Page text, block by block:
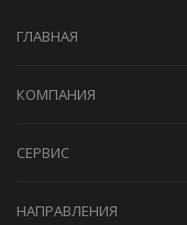
ГЛАВНАЯ
КОМПАНИЯ
СЕРВИС
НАПРАВЛЕНИЯ